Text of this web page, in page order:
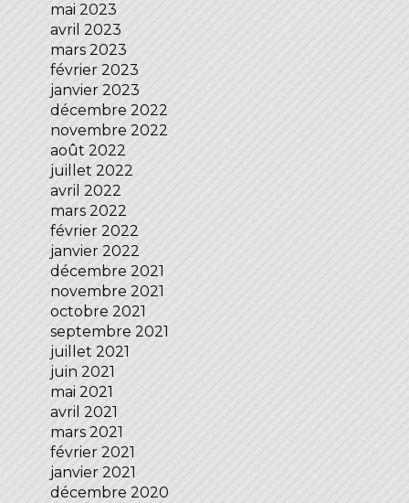
mai 2023
avril 2023
mars 2023
février 2023
janvier 2023
décembre 2022
novembre 2022
août 2022
juillet 2022
avril 2022
mars 2022
février 2022
janvier 2022
décembre 2021
novembre 2021
octobre 2021
septembre 2021
juillet 2021
juin 2021
mai 2021
avril 2021
mars 2021
février 2021
janvier 2021
décembre 2020